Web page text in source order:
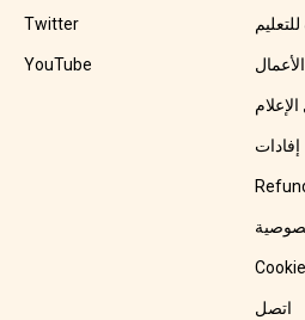
Twitter
YouTube
إفادات
اتصل